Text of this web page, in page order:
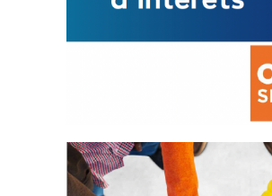
La prévention des conflits
d’intérêts
18 septembre 2023